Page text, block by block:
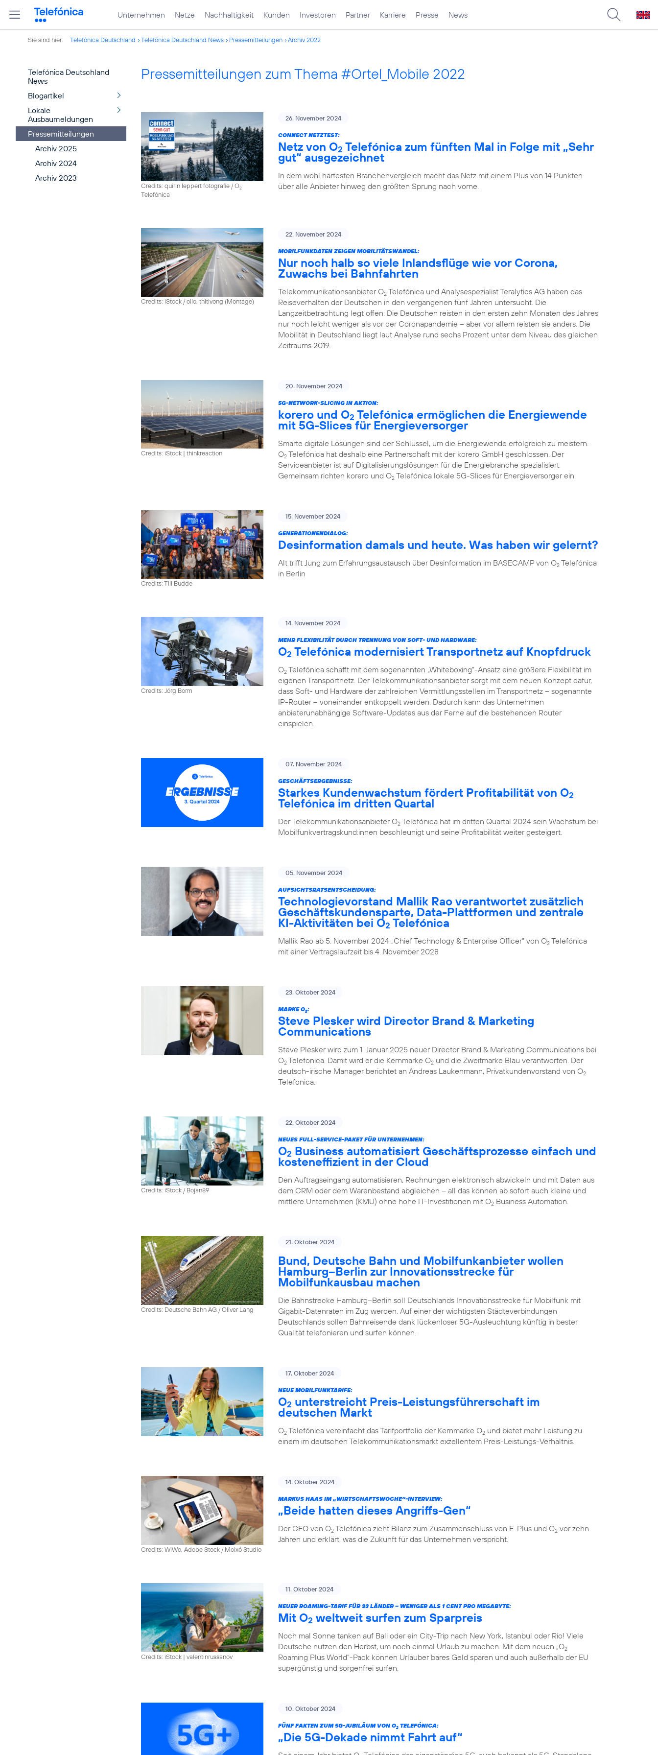
Unternehmen Netze Nachhaltigkeit Kunden Investoren Partner Karriere Presse News
Sie sind hier: Telefónica Deutschland Telefónica Deutschland News Pressemitteilungen Archiv 2022
Telefónica Deutschland
News
Blogartikel
Lokale
Ausbaumeldungen
Pressemitteilungen
Archiv 2025
Archiv 2024
Archiv 2023
Pressemitteilungen zum Thema #Ortel_Mobile 2022
Credits: quirin leppert fotografie / O2
Telefónica
26. November 2024
CONNECT NETZTEST:
Netz von O2 Telefónica zum fünften Mal in Folge mit „Sehr
gut“ ausgezeichnet
In dem wohl härtesten Branchenvergleich macht das Netz mit einem Plus von 14 Punkten
über alle Anbieter hinweg den größten Sprung nach vorne.
Credits: iStock / ollo, thitivong (Montage)
22. November 2024
MOBILFUNKDATEN ZEIGEN MOBILITÄTSWANDEL:
Nur noch halb so viele Inlandsflüge wie vor Corona,
Zuwachs bei Bahnfahrten
Telekommunikationsanbieter O2 Telefónica und Analysespezialist Teralytics AG haben das
Reiseverhalten der Deutschen in den vergangenen fünf Jahren untersucht. Die
Langzeitbetrachtung legt offen: Die Deutschen reisten in den ersten zehn Monaten des Jahres
nur noch leicht weniger als vor der Coronapandemie – aber vor allem reisten sie anders. Die
Mobilität in Deutschland liegt laut Analyse rund sechs Prozent unter dem Niveau des gleichen
Zeitraums 2019.
Credits: iStock | thinkreaction
20. November 2024
5G-NETWORK-SLICING IN AKTION:
korero und O2 Telefónica ermöglichen die Energiewende
mit 5G-Slices für Energieversorger
Smarte digitale Lösungen sind der Schlüssel, um die Energiewende erfolgreich zu meistern.
O2 Telefónica hat deshalb eine Partnerschaft mit der korero GmbH geschlossen. Der
Serviceanbieter ist auf Digitalisierungslösungen für die Energiebranche spezialisiert.
Gemeinsam richten korero und O2 Telefónica lokale 5G-Slices für Energieversorger ein.
Credits: Till Budde
15. November 2024
GENERATIONENDIALOG:
Desinformation damals und heute. Was haben wir gelernt?
Alt trifft Jung zum Erfahrungsaustausch über Desinformation im BASECAMP von O2 Telefónica
in Berlin
Credits: Jörg Borm
14. November 2024
MEHR FLEXIBILITÄT DURCH TRENNUNG VON SOFT- UND HARDWARE:
O2 Telefónica modernisiert Transportnetz auf Knopfdruck
O2 Telefónica schafft mit dem sogenannten „Whiteboxing“-Ansatz eine größere Flexibilität im
eigenen Transportnetz. Der Telekommunikationsanbieter sorgt mit dem neuen Konzept dafür,
dass Soft- und Hardware der zahlreichen Vermittlungsstellen im Transportnetz – sogenannte
IP-Router – voneinander entkoppelt werden. Dadurch kann das Unternehmen
anbieterunabhängige Software-Updates aus der Ferne auf die bestehenden Router
einspielen.
07. November 2024
GESCHÄFTSERGEBNISSE:
Starkes Kundenwachstum fördert Profitabilität von O2
Telefónica im dritten Quartal
Der Telekommunikationsanbieter O2 Telefónica hat im dritten Quartal 2024 sein Wachstum bei
Mobilfunkvertragskund:innen beschleunigt und seine Profitabilität weiter gesteigert.
05. November 2024
AUFSICHTSRATSENTSCHEIDUNG:
Technologievorstand Mallik Rao verantwortet zusätzlich
Geschäftskundensparte, Data-Plattformen und zentrale
KI-Aktivitäten bei O2 Telefónica
Mallik Rao ab 5. November 2024 „Chief Technology & Enterprise Officer” von O2 Telefónica
mit einer Vertragslaufzeit bis 4. November 2028
23. Oktober 2024
MARKE O2:
Steve Plesker wird Director Brand & Marketing
Communications
Steve Plesker wird zum 1. Januar 2025 neuer Director Brand & Marketing Communications bei
O2 Telefonica. Damit wird er die Kernmarke O2 und die Zweitmarke Blau verantworten. Der
deutsch-irische Manager berichtet an Andreas Laukenmann, Privatkundenvorstand von O2
Telefonica.
Credits: iStock / Bojan89
22. Oktober 2024
NEUES FULL-SERVICE-PAKET FÜR UNTERNEHMEN:
O2 Business automatisiert Geschäftsprozesse einfach und
kosteneffizient in der Cloud
Den Auftragseingang automatisieren, Rechnungen elektronisch abwickeln und mit Daten aus
dem CRM oder dem Warenbestand abgleichen – all das können ab sofort auch kleine und
mittlere Unternehmen (KMU) ohne hohe IT-Investitionen mit O2 Business Automation.
Credits: Deutsche Bahn AG / Oliver Lang
21. Oktober 2024
Bund, Deutsche Bahn und Mobilfunkanbieter wollen
Hamburg–Berlin zur Innovationsstrecke für
Mobilfunkausbau machen
Die Bahnstrecke Hamburg–Berlin soll Deutschlands Innovationsstrecke für Mobilfunk mit
Gigabit-Datenraten im Zug werden. Auf einer der wichtigsten Städteverbindungen
Deutschlands sollen Bahnreisende dank lückenloser 5G-Ausleuchtung künftig in bester
Qualität telefonieren und surfen können.
17. Oktober 2024
NEUE MOBILFUNKTARIFE:
O2 unterstreicht Preis-Leistungsführerschaft im
deutschen Markt
O2 Telefónica vereinfacht das Tarifportfolio der Kernmarke O2 und bietet mehr Leistung zu
einem im deutschen Telekommunikationsmarkt exzellentem Preis-Leistungs-Verhältnis.
Credits: WiWo, Adobe Stock / Moixó Studio
14. Oktober 2024
MARKUS HAAS IM „WIRTSCHAFTSWOCHE“-INTERVIEW:
„Beide hatten dieses Angriffs-Gen“
Der CEO von O2 Telefónica zieht Bilanz zum Zusammenschluss von E-Plus und O2 vor zehn
Jahren und erklärt, was die Zukunft für das Unternehmen verspricht.
Credits: iStock | valentinrussanov
11. Oktober 2024
NEUER ROAMING-TARIF FÜR 33 LÄNDER – WENIGER ALS 1 CENT PRO MEGABYTE:
Mit O2 weltweit surfen zum Sparpreis
Noch mal Sonne tanken auf Bali oder ein City-Trip nach New York, Istanbul oder Rio! Viele
Deutsche nutzen den Herbst, um noch einmal Urlaub zu machen. Mit dem neuen „O2
Roaming Plus World“-Pack können Urlauber bares Geld sparen und auch außerhalb der EU
supergünstig und sorgenfrei surfen.
10. Oktober 2024
FÜNF FAKTEN ZUM 5G-JUBILÄUM VON O2 TELEFÓNICA:
„Die 5G-Dekade nimmt Fahrt auf“